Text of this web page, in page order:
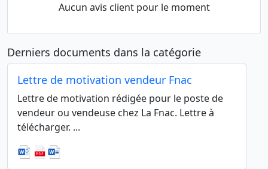
Aucun avis client pour le moment
Derniers documents dans la catégorie
Lettre de motivation vendeur Fnac
Lettre de motivation rédigée pour le poste de
vendeur ou vendeuse chez La Fnac. Lettre à
télécharger. ...